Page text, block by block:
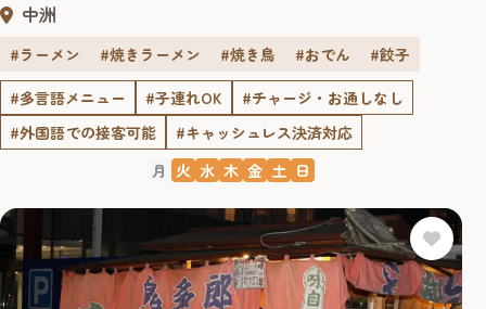
中洲
#ラーメン #焼きラーメン #焼き鳥 #おでん
#餃子
#多言語メニュー
#子連れOK
#チャージ・お通しなし
#外国語での接客可能
#キャッシュレス決済対応
月 火 水 木 金 土 日